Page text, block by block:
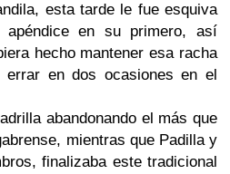
esta tarde le fue esquiva
apéndice en su primero, así
hecho mantener esa racha
en dos ocasiones en el
abandonando el más que
mientras que Padilla y
finalizaba este tradicional